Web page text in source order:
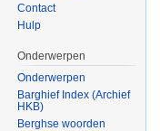
Contact
Hulp
Onderwerpen
Onderwerpen
Barghief Index (Archief
HKB)
Berghse woorden